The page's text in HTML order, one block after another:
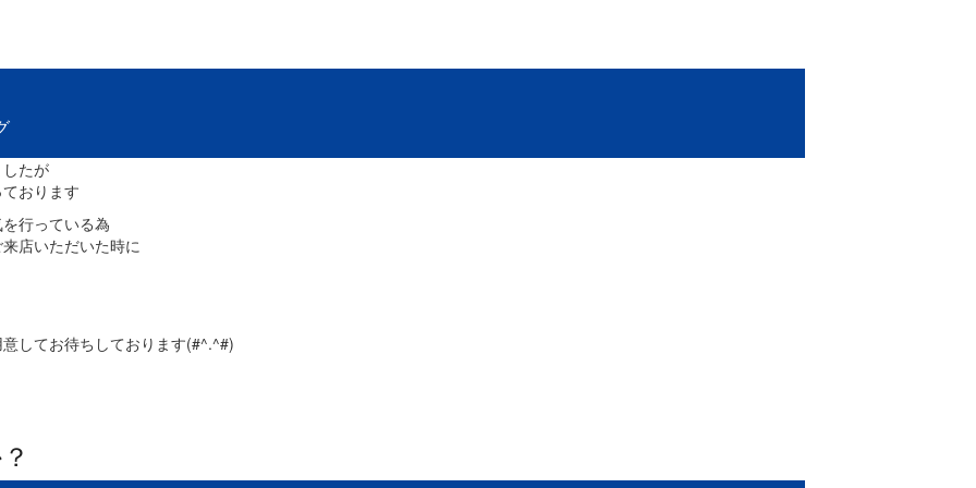
たが
おります
行っている為
店いただいた時に
してお待ちしております(#^.^#)